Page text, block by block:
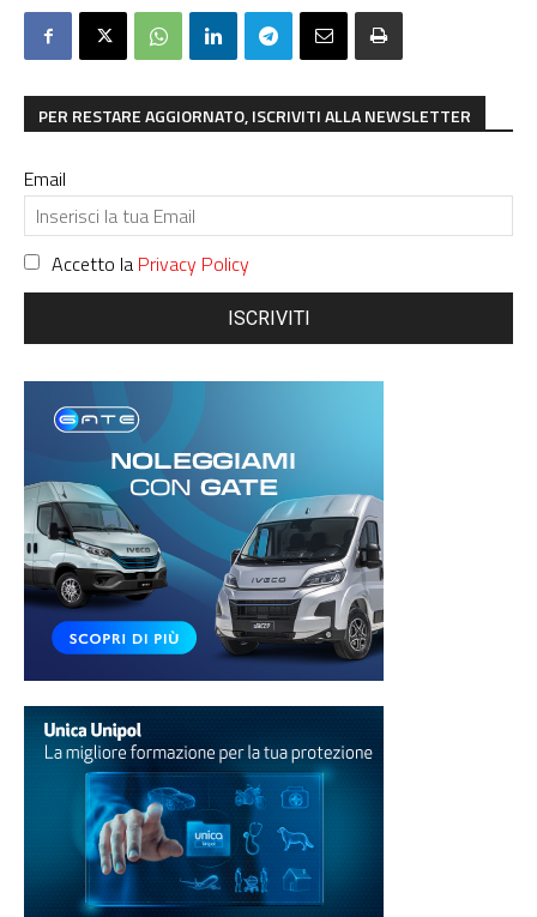
PER RESTARE AGGIORNATO, ISCRIVITI ALLA NEWSLETTER
Email
Accetto la Privacy Policy
ISCRIVITI